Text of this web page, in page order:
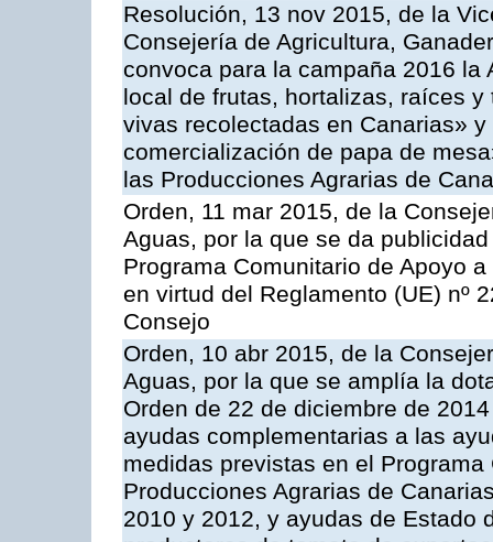
Resolución, 13 nov 2015, de la
Consejería de Agricultura,
convoca para la campaña 2016
local de frutas, hortalizas, raíces
vivas recolectadas en Canarias»
comercialización de papa de
las Producciones Agrarias de
Orden, 11 mar 2015, de la
Aguas, por la que se da
Programa Comunitario de Apoyo
en virtud del Reglamento (UE) nº
Consejo
Orden, 10 abr 2015, de la
Aguas, por la que se amplía la
Orden de 22 de diciembre de
ayudas complementarias a las
medidas previstas en el
Producciones Agrarias de
2010 y 2012, y ayudas de Estado